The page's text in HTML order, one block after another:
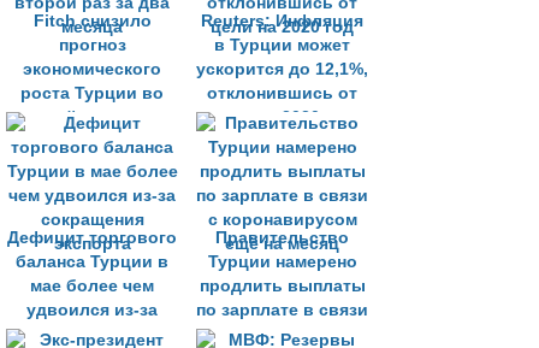
Fitch снизило
прогноз
экономического
роста Турции во
второй раз за два
месяца
Reuters: Инфляция
в Турции может
ускорится до 12,1%,
отклонившись от
цели на 2020 год
Дефицит торгового
баланса Турции в
мае более чем
удвоился из-за
сокращения
Правительство
Турции намерено
продлить выплаты
по зарплате в связи
с коронавирусом